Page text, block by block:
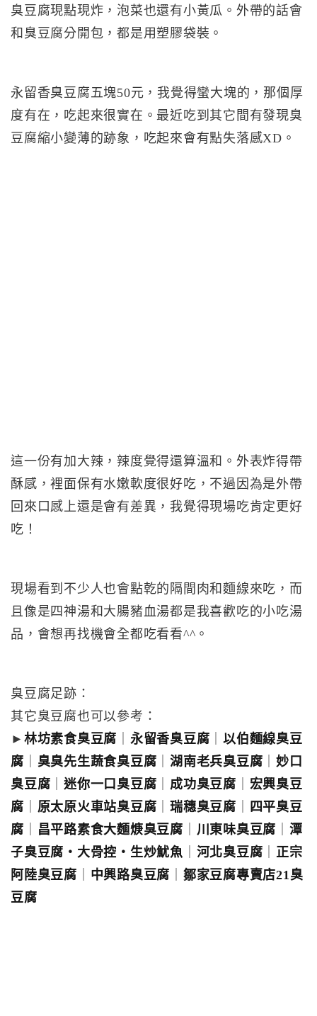
臭豆腐現點現炸，泡菜也還有小黃瓜。外帶的話會
和臭豆腐分開包，都是用塑膠袋裝。
永留香臭豆腐五塊50元，我覺得蠻大塊的，那個厚
度有在，吃起來很實在。最近吃到其它間有發現臭
豆腐縮小變薄的跡象，吃起來會有點失落感XD。
這一份有加大辣，辣度覺得還算溫和。外表炸得帶
酥感，裡面保有水嫩軟度很好吃，不過因為是外帶
回來口感上還是會有差異，我覺得現場吃肯定更好
吃！
現場看到不少人也會點乾的隔間肉和麵線來吃，而
且像是四神湯和大腸豬血湯都是我喜歡吃的小吃湯
品，會想再找機會全都吃看看^^。
臭豆腐足跡：
其它臭豆腐也可以參考：
► 林坊素食臭豆腐 永留香臭豆腐
以伯麵線臭豆
腐
臭臭先生蔬食臭豆腐 湖南老兵臭豆腐
妙口
臭豆腐
迷你一口臭豆腐 成功臭豆腐
宏興臭豆
腐
原太原火車站臭豆腐 瑞穗臭豆腐
四平臭豆
腐
昌平路素食大麵焿臭豆腐 川東味臭豆腐
潭
子臭豆腐‧大骨控‧生炒魷魚
河北臭豆腐
正宗
阿陸臭豆腐
中興路臭豆腐
鄒家豆腐專賣店21臭
豆腐